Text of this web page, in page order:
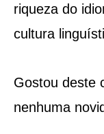
riqueza do
cultura
Gostou deste
nenhuma